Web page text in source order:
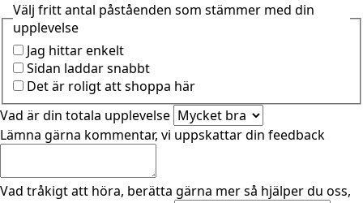
Välj fritt antal påståenden som stämmer med din
upplevelse
Jag hittar enkelt
Sidan laddar snabbt
Det är roligt att shoppa här
Vad är din totala upplevelse
Lämna gärna kommentar, vi uppskattar din feedback
Vad tråkigt att höra, berätta gärna mer så hjälper du oss,